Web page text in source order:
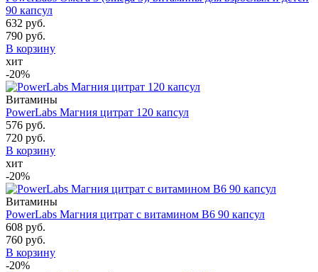
90 капсул
632 руб.
790 руб.
В корзину
хит
-20%
Витамины
PowerLabs Магния цитрат 120 капсул
576 руб.
720 руб.
В корзину
хит
-20%
Витамины
PowerLabs Магния цитрат с витамином В6 90 капсул
608 руб.
760 руб.
В корзину
-20%